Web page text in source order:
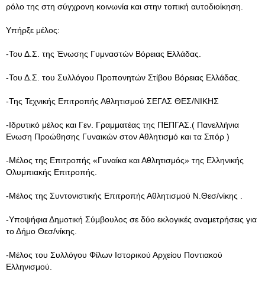
ρόλο της στη σύγχρονη κοινωνία και στην τοπική αυτοδιοίκηση.
Υπήρξε μέλος:
-Του Δ.Σ. της Ένωσης Γυμναστών Βόρειας Ελλάδας.
-Του Δ.Σ. του Συλλόγου Προπονητών Στίβου Βόρειας Ελλάδας.
-Της Τεχνικής Επιτροπής Αθλητισμού ΣΕΓΑΣ ΘΕΣ/ΝΙΚΗΣ
-Ιδρυτικό μέλος και Γεν. Γραμματέας της ΠΕΠΓΑΣ.( Πανελλήνια
Ενωση Προώθησης Γυναικών στον Αθλητισμό και τα Σπόρ )
-Μέλος της Επιτροπής «Γυναίκα και Αθλητισμός» της Ελληνικής
Ολυμπιακής Επιτροπής.
-Μέλος της Συντονιστικής Επιτροπής Αθλητισμού Ν.Θεσ/νίκης .
-Υποψήφια Δημοτική Σύμβουλος σε δύο εκλογικές αναμετρήσεις για
το Δήμο Θεσ/νίκης.
-Μέλος του Συλλόγου Φίλων Ιστορικού Αρχείου Ποντιακού
Ελληνισμού.